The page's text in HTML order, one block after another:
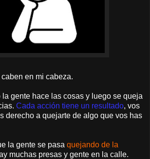
en mi cabeza.
la gente hace las cosas y luego se queja
Cada acción tiene un resultado, vos
derecho a quejarte de algo que vos has
la gente se pasa quejando de la
muchas presas y gente en la calle.